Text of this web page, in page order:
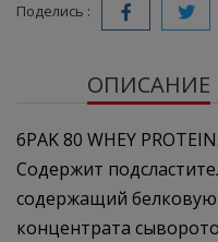
Поделись :
ОПИСАНИЕ
6PAK 80 WHEY
Содержит
содержащий белковую
концентрата